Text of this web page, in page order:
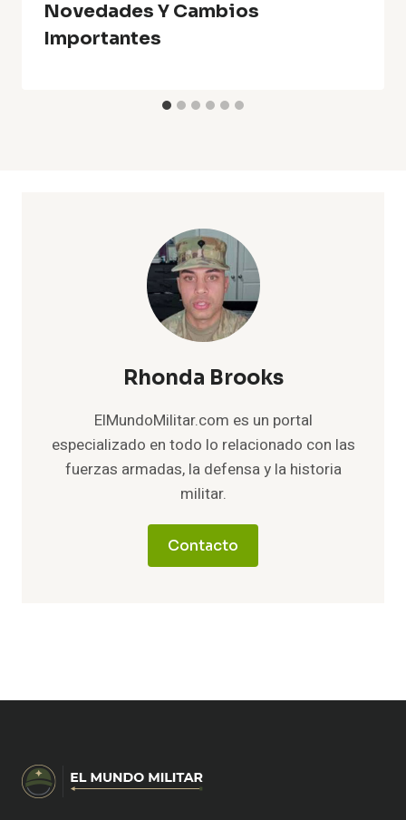
Novedades Y Cambios
Importantes
Rhonda Brooks
ElMundoMilitar.com es un portal
especializado en todo lo relacionado con las
fuerzas armadas, la defensa y la historia
militar.
Contacto